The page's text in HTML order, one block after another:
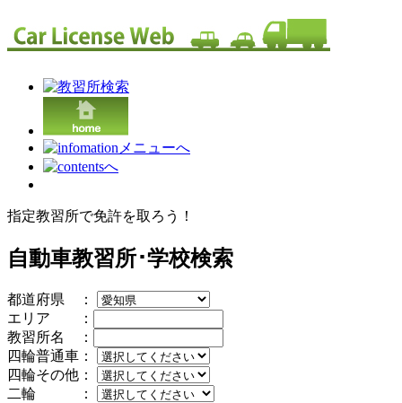
指定教習所で免許を取ろう！
自動車教習所･学校検索
都道府県 ：
エリア ：
教習所名 ：
四輪普通車：
四輪その他：
二輪 ：